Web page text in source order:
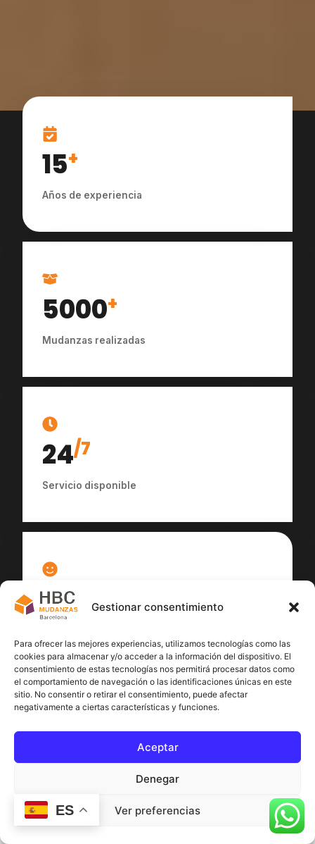
Gestionar consentimiento
Para ofrecer las mejores experiencias, utilizamos tecnologías como las
cookies para almacenar y/o acceder a la información del dispositivo. El
consentimiento de estas tecnologías nos permitirá procesar datos como
el comportamiento de navegación o las identificaciones únicas en este
sitio. No consentir o retirar el consentimiento, puede afectar
negativamente a ciertas características y funciones.
Aceptar
Denegar
Ver preferencias
15+
Años de experiencia
5000+
Mudanzas realizadas
24/7
Servicio disponible
100
ES